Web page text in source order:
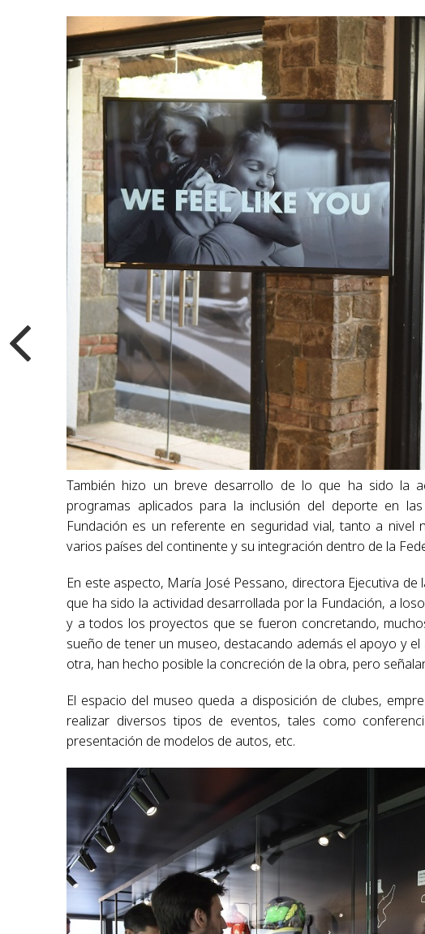
También hizo un breve desarrollo de lo que ha sido la
programas aplicados para la inclusión del deporte en
Fundación es un referente en seguridad vial, tanto a
varios países del continente y su integración dentro de la
En este aspecto, María José Pessano, directora Ejecutiva
que ha sido la actividad desarrollada por la Fundación, a
y a todos los proyectos que se fueron concretando,
sueño de tener un museo, destacando además el apoyo y
otra, han hecho posible la concreción de la obra, pero
El espacio del museo queda a disposición de clubes,
realizar diversos tipos de eventos, tales como
presentación de modelos de autos, etc.